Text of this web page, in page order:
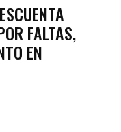
FALTAS,
EN